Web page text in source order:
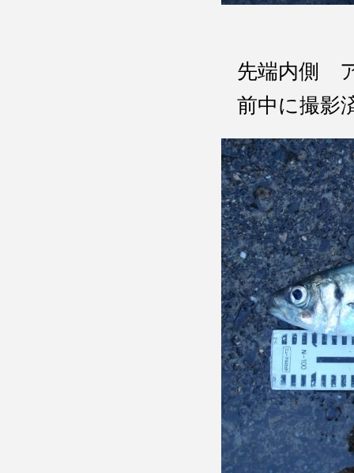
先端内側
前中に撮